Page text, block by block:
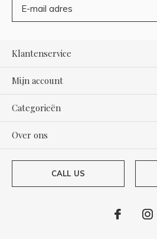
Klantenservice
Mijn account
Categorieën
Over ons
CALL US